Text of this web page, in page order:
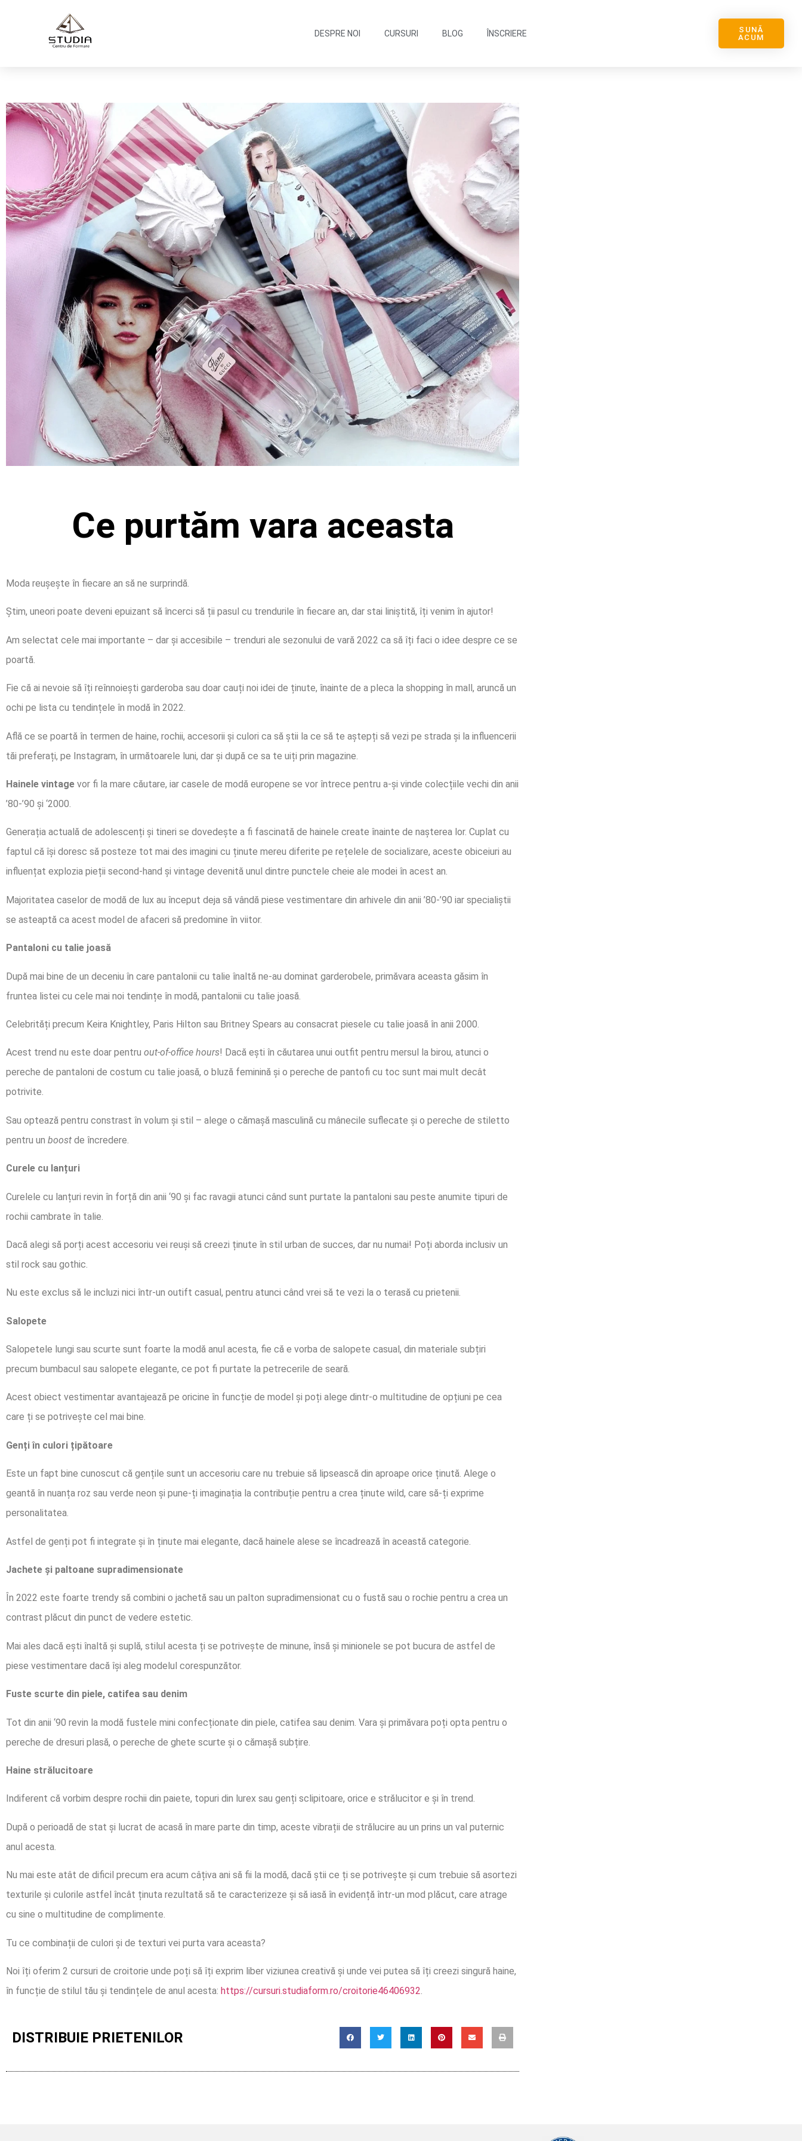
DESPRE NOI CURSURI BLOG ÎNSCRIERE
SUNĂ
ACUM
Ce purtăm vara aceasta
Moda reușește în fiecare an să ne surprindă.
Știm, uneori poate deveni epuizant să încerci să ții pasul cu trendurile în fiecare an, dar stai liniștită, îți venim în ajutor!
Am selectat cele mai importante – dar și accesibile – trenduri ale sezonului de vară 2022 ca să îți faci o idee despre ce se
poartă.
Fie că ai nevoie să îți reînnoiești garderoba sau doar cauți noi idei de ținute, înainte de a pleca la shopping în mall, aruncă un
ochi pe lista cu tendințele în modă în 2022.
Află ce se poartă în termen de haine, rochii, accesorii și culori ca să știi la ce să te aștepți să vezi pe strada și la influencerii
tăi preferați, pe Instagram, în următoarele luni, dar și după ce sa te uiți prin magazine.
Hainele vintage vor fi la mare căutare, iar casele de modă europene se vor întrece pentru a-și vinde colecțiile vechi din anii
’80-’90 și ‘2000.
Generația actuală de adolescenți și tineri se dovedește a fi fascinată de hainele create înainte de nașterea lor. Cuplat cu
faptul că își doresc să posteze tot mai des imagini cu ținute mereu diferite pe rețelele de socializare, aceste obiceiuri au
influențat explozia pieții second-hand și vintage devenită unul dintre punctele cheie ale modei în acest an.
Majoritatea caselor de modă de lux au început deja să vândă piese vestimentare din arhivele din anii ’80-’90 iar specialiștii
se asteaptă ca acest model de afaceri să predomine în viitor.
Pantaloni cu talie joasă
După mai bine de un deceniu în care pantalonii cu talie înaltă ne-au dominat garderobele, primăvara aceasta găsim în
fruntea listei cu cele mai noi tendințe în modă, pantalonii cu talie joasă.
Celebrități precum Keira Knightley, Paris Hilton sau Britney Spears au consacrat piesele cu talie joasă în anii 2000.
Acest trend nu este doar pentru out-of-office hours! Dacă ești în căutarea unui outfit pentru mersul la birou, atunci o
pereche de pantaloni de costum cu talie joasă, o bluză feminină și o pereche de pantofi cu toc sunt mai mult decât
potrivite.
Sau optează pentru constrast în volum și stil – alege o cămașă masculină cu mânecile suflecate și o pereche de stiletto
pentru un boost de încredere.
Curele cu lanțuri
Curelele cu lanțuri revin în forță din anii ‘90 și fac ravagii atunci când sunt purtate la pantaloni sau peste anumite tipuri de
rochii cambrate în talie.
Dacă alegi să porți acest accesoriu vei reuși să creezi ținute în stil urban de succes, dar nu numai! Poți aborda inclusiv un
stil rock sau gothic.
Nu este exclus să le incluzi nici într-un outift casual, pentru atunci când vrei să te vezi la o terasă cu prietenii.
Salopete
Salopetele lungi sau scurte sunt foarte la modă anul acesta, fie că e vorba de salopete casual, din materiale subțiri
precum bumbacul sau salopete elegante, ce pot fi purtate la petrecerile de seară.
Acest obiect vestimentar avantajează pe oricine în funcție de model și poți alege dintr-o multitudine de opțiuni pe cea
care ți se potrivește cel mai bine.
Genți în culori țipătoare
Este un fapt bine cunoscut că gențile sunt un accesoriu care nu trebuie să lipsească din aproape orice ținută. Alege o
geantă în nuanța roz sau verde neon și pune-ți imaginația la contribuție pentru a crea ținute wild, care să-ți exprime
personalitatea.
Astfel de genți pot fi integrate și în ținute mai elegante, dacă hainele alese se încadrează în această categorie.
Jachete și paltoane supradimensionate
În 2022 este foarte trendy să combini o jachetă sau un palton supradimensionat cu o fustă sau o rochie pentru a crea un
contrast plăcut din punct de vedere estetic.
Mai ales dacă ești înaltă și suplă, stilul acesta ți se potrivește de minune, însă și minionele se pot bucura de astfel de
piese vestimentare dacă își aleg modelul corespunzător.
Fuste scurte din piele, catifea sau denim
Tot din anii ‘90 revin la modă fustele mini confecționate din piele, catifea sau denim. Vara și primăvara poți opta pentru o
pereche de dresuri plasă, o pereche de ghete scurte și o cămașă subțire.
Haine strălucitoare
Indiferent că vorbim despre rochii din paiete, topuri din lurex sau genți sclipitoare, orice e strălucitor e și în trend.
După o perioadă de stat și lucrat de acasă în mare parte din timp, aceste vibrații de strălucire au un prins un val puternic
anul acesta.
Nu mai este atât de dificil precum era acum câțiva ani să fii la modă, dacă știi ce ți se potrivește și cum trebuie să asortezi
texturile și culorile astfel încât ținuta rezultată să te caracterizeze și să iasă în evidență într-un mod plăcut, care atrage
cu sine o multitudine de complimente.
Tu ce combinații de culori și de texturi vei purta vara aceasta?
Noi îți oferim 2 cursuri de croitorie unde poți să îți exprim liber viziunea creativă și unde vei putea să îți creezi singură haine,
în funcție de stilul tău și tendințele de anul acesta: https://cursuri.studiaform.ro/croitorie46406932.
DISTRIBUIE PRIETENILOR